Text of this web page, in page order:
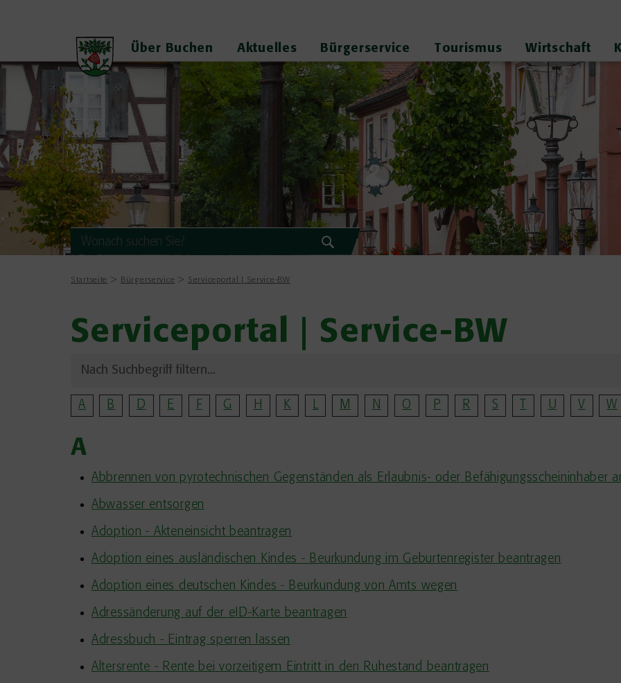
Über Buchen Aktuelles Bürgerservice Tourismus Wirtschaft
Startseite Bürgerservice Serviceportal | Service-BW
Serviceportal | Service-BW
A B D E F G H K L M N O P R S U V W
A
Abbrennen von pyrotechnischen Gegenständen als Erlaubnis- oder Befähigungsscheininhaber
Abwasser entsorgen
Adoption - Akteneinsicht beantragen
Adoption eines ausländischen Kindes - Beurkundung im Geburtenregister beantragen
Adoption eines deutschen Kindes - Beurkundung von Amts wegen
Adressänderung auf der eID-Karte beantragen
Adressbuch - Eintrag sperren lassen
Altersrente - Rente bei vorzeitigem Eintritt in den Ruhestand beantragen